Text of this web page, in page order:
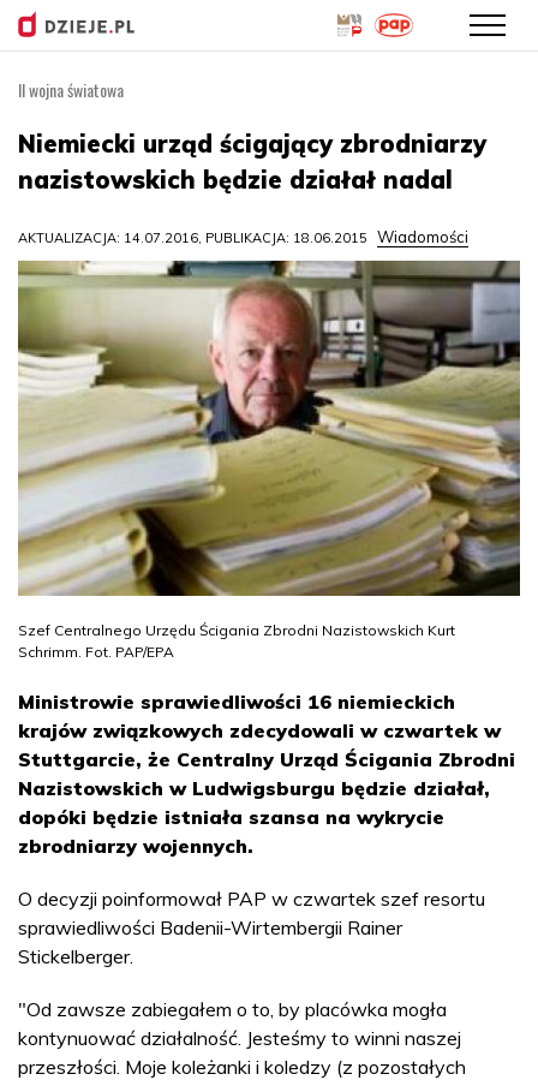
treści
II wojna światowa
Niemiecki urząd ścigający zbrodniarzy
nazistowskich będzie działał nadal
AKTUALIZACJA: 14.07.2016, PUBLIKACJA: 18.06.2015 Wiadomości
Szef Centralnego Urzędu Ścigania Zbrodni Nazistowskich Kurt
Schrimm. Fot. PAP/EPA
Ministrowie sprawiedliwości 16 niemieckich
krajów związkowych zdecydowali w czwartek w
Stuttgarcie, że Centralny Urząd Ścigania Zbrodni
Nazistowskich w Ludwigsburgu będzie działał,
dopóki będzie istniała szansa na wykrycie
zbrodniarzy wojennych.
O decyzji poinformował PAP w czwartek szef resortu
sprawiedliwości Badenii-Wirtembergii Rainer
Stickelberger.
"Od zawsze zabiegałem o to, by placówka mogła
kontynuować działalność. Jesteśmy to winni naszej
przeszłości. Moje koleżanki i koledzy (z pozostałych